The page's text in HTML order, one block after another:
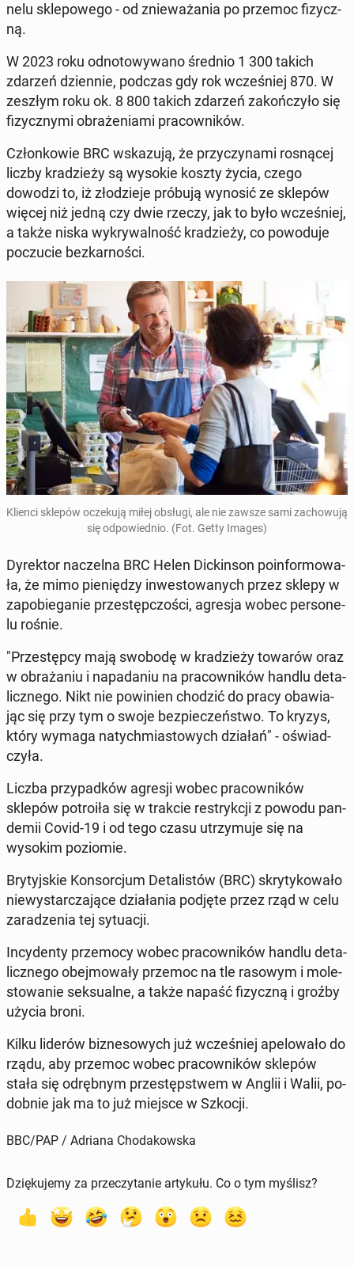
ne­lu skle­po­we­go - od znie­wa­ża­nia po przemoc fi­zycz­
ną.
W 2023 roku od­no­to­wy­wa­no średnio 1 300 takich
zdarzeń dzien­nie, podczas gdy rok wcze­śniej 870. W
zeszłym roku ok. 8 800 takich zdarzeń za­koń­czy­ło się
fi­zycz­ny­mi ob­ra­że­nia­mi pra­cow­ni­ków.
Człon­ko­wie BRC wska­zu­ją, że przy­czy­na­mi ro­sną­cej
liczby kra­dzie­ży są wysokie koszty życia, czego
dowodzi to, iż zło­dzie­je próbują wynosić ze sklepów
więcej niż jedną czy dwie rzeczy, jak to było wcze­śniej,
a także niska wy­kry­wal­ność kra­dzie­ży, co po­wo­du­je
po­czu­cie bez­kar­no­ści.
Klienci sklepów ocze­ku­ją miłej obsługi, ale nie zawsze sami za­cho­wu­ją
się od­po­wied­nio. (Fot. Getty Images)
Dy­rek­tor na­czel­na BRC Helen Dic­kin­son po­in­for­mo­wa­
ła, że mimo pie­nię­dzy in­we­sto­wa­nych przez sklepy w
za­po­bie­ga­nie prze­stęp­czo­ści, agresja wobec per­so­ne­
lu rośnie.
"Prze­stęp­cy mają swobodę w kra­dzie­ży towarów oraz
w ob­ra­ża­niu i na­pa­da­niu na pra­cow­ni­ków handlu de­ta­
licz­ne­go. Nikt nie po­wi­nien chodzić do pracy oba­wia­
jąc się przy tym o swoje bez­pie­czeń­stwo. To kryzys,
który wymaga na­tych­mia­sto­wych działań" - oświad­
czy­ła.
Liczba przy­pad­ków agresji wobec pra­cow­ni­ków
sklepów po­tro­iła się w trakcie re­stryk­cji z powodu pan­
de­mii Covid-19 i od tego czasu utrzy­mu­je się na
wysokim po­zio­mie.
Bry­tyj­skie Kon­sor­cjum De­ta­li­stów (BRC) skry­ty­ko­wa­ło
nie­wy­star­cza­ją­ce dzia­ła­nia podjęte przez rząd w celu
za­ra­dze­nia tej sy­tu­acji.
In­cy­den­ty prze­mo­cy wobec pra­cow­ni­ków handlu de­ta­
licz­ne­go obej­mo­wa­ły przemoc na tle rasowym i mo­le­
sto­wa­nie sek­su­al­ne, a także napaść fi­zycz­ną i groźby
użycia broni.
Kilku liderów biz­ne­so­wych już wcze­śniej ape­lo­wa­ło do
rządu, aby przemoc wobec pra­cow­ni­ków sklepów
stała się od­ręb­nym prze­stęp­stwem w Anglii i Walii, po­
dob­nie jak ma to już miejsce w Szkocji.
BBC/PAP / Adriana Chodakowska
Dziękujemy za przeczytanie artykułu. Co o tym myślisz?